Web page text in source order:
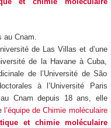
au Cnam.
de Las Villas et d’une
de la Havane à Cuba,
de l’Université de São
à l’Université Paris
au Cnam depuis 18 ans, elle
l’équipe de Chimie moléculaire
et chimie moléculaire